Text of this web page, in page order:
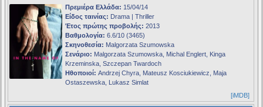
Πρεμιέρα Ελλάδα: 15/04/14
Είδος ταινίας: Drama | Thriller
Έτος πρώτης προβολής: 2013
Βαθμολογία: 6.6/10 (3465)
Σκηνοθεσία: Malgorzata Szumowska
Σενάριο: Malgorzata Szumowska, Michal Englert, Kinga
Krzeminska, Szczepan Twardoch
Ηθοποιοί: Andrzej Chyra, Mateusz Kosciukiewicz, Maja
Ostaszewska, Lukasz Simlat
[iMDB]